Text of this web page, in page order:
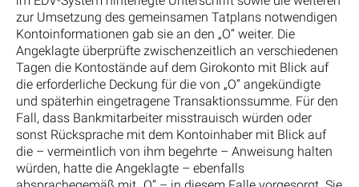
zur Umsetzung des gemeinsamen Tatplans notwendigen
Kontoinformationen gab sie an den „O“ weiter. Die
Angeklagte überprüfte zwischenzeitlich an verschiedenen
Tagen die Kontostände auf dem Girokonto mit Blick auf
die erforderliche Deckung für die von „O“ angekündigte
und späterhin eingetragene Transaktionssumme. Für den
Fall, dass Bankmitarbeiter misstrauisch würden oder
sonst Rücksprache mit dem Kontoinhaber mit Blick auf
die – vermeintlich von ihm begehrte – Anweisung halten
würden, hatte die Angeklagte – ebenfalls